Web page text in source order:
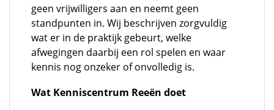
geen vrijwilligers aan en neemt geen
standpunten in. Wij beschrijven zorgvuldig
wat er in de praktijk gebeurt, welke
afwegingen daarbij een rol spelen en waar
kennis nog onzeker of onvolledig is.
Wat Kenniscentrum Reeën doet